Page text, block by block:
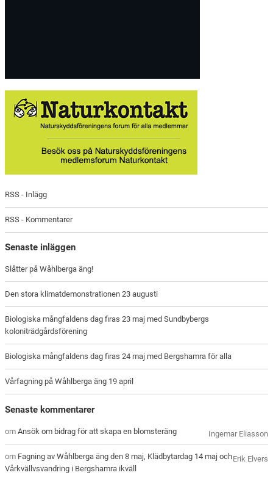
RSS - Inlägg
RSS - Kommentarer
Senaste inläggen
Slåtter på Wåhlberga äng!
Den stora klimatdemonstrationen 23 augusti
Biologiska mångfaldens dag firas 23 maj med Sundbybergs
koloniträdgårdsförening
Biologiska mångfaldens dag firas 24 maj med Bergshamra för alla
Vårfagning på Wåhlberga äng 19 april
Senaste kommentarer
Ingemar Eliasson
omAnsök om bidrag för att skapa en blomsteräng
Erik Elvers
om Fagning av Wåhlberga äng den 8 maj, Klädbytardag 14 maj och
Vårkvällvsvandring i Bergshamra ikväll